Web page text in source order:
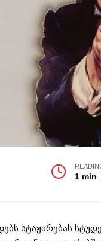
1 min
სტაჟირებას